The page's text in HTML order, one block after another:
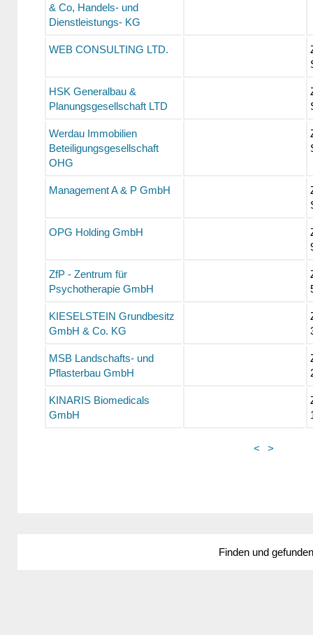
& Co, Handels- und
Dienstleistungs- KG
WEB CONSULTING LTD.
HSK Generalbau &
Planungsgesellschaft LTD
Werdau Immobilien
Beteiligungsgesellschaft
OHG
Management A & P GmbH
OPG Holding GmbH
ZfP - Zentrum für
Psychotherapie GmbH
KIESELSTEIN Grundbesitz
GmbH & Co. KG
MSB Landschafts- und
Pflasterbau GmbH
KINARIS Biomedicals
GmbH
< >
Finden und